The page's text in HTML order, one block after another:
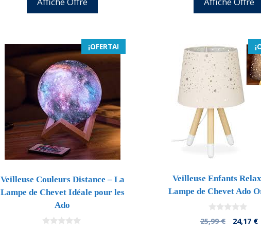
era:
¡OFERTA!
Veilleuse Couleurs Distance – La
Lampe de Chevet Idéale pour les
Ado
Veilleuse Enfants
Lampe de Chevet Ado
0
d
25,99€
El
24,17 €El